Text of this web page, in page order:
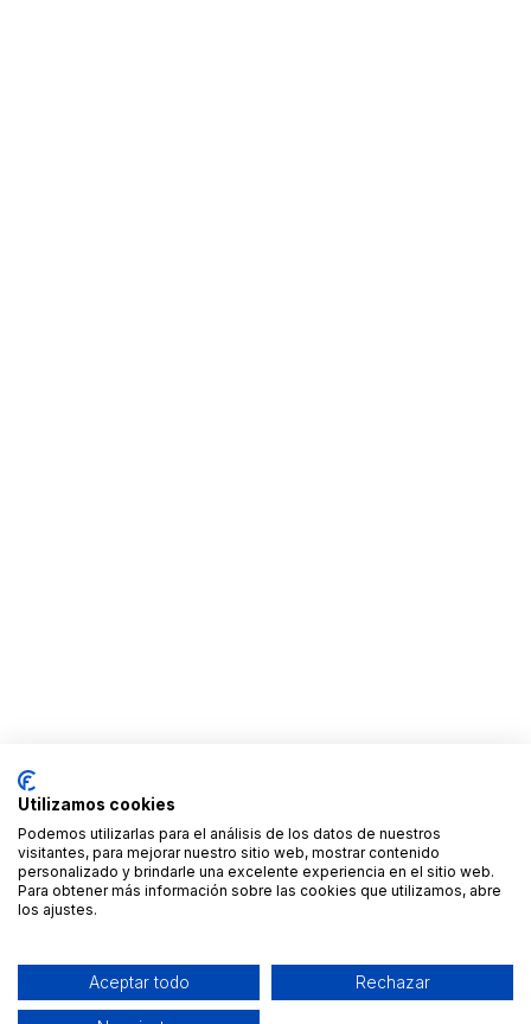
Utilizamos cookies
Podemos utilizarlas para el análisis de los datos de nuestros
visitantes, para mejorar nuestro sitio web, mostrar contenido
personalizado y brindarle una excelente experiencia en el sitio web.
Para obtener más información sobre las cookies que utilizamos, abre
los ajustes.
Aceptar todo Rechazar